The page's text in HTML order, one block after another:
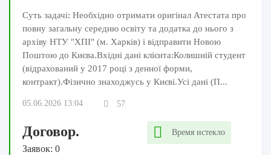
Суть задачі: Необхідно отримати оригінал Атестата про
повну загальну середню освіту та додатка до нього з
архіву НТУ "ХПІ" (м. Харків) і відправити Новою
Поштою до Києва.Вхідні дані клієнта:Колишній студент
(відрахований у 2017 році з денної форми,
контракт).Фізично знаходжусь у Києві.Усі дані (П...
05.06.2026 13:04 57
Договор.
Заявок: 0
Время истекло